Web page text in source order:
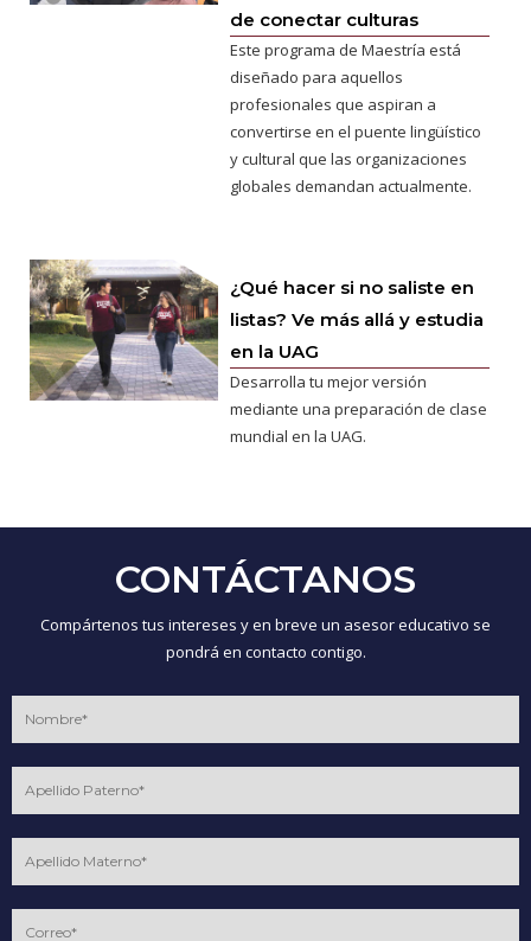
de conectar culturas
Este programa de Maestría está
diseñado para aquellos
profesionales que aspiran a
convertirse en el puente lingüístico
y cultural que las organizaciones
globales demandan actualmente.
¿Qué hacer si no saliste en
listas? Ve más allá y estudia
en la UAG
Desarrolla tu mejor versión
mediante una preparación de clase
mundial en la UAG.
CONTÁCTANOS
Compártenos tus intereses y en breve un asesor educativo se
pondrá en contacto contigo.